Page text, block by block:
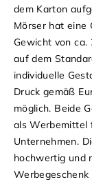
dem Karton
Mörser hat eine
Gewicht von ca.
auf dem
individuelle
Druck gemäß
möglich. Beide
als Werbemittel
Unternehmen.
hochwertig und
Werbegeschenk